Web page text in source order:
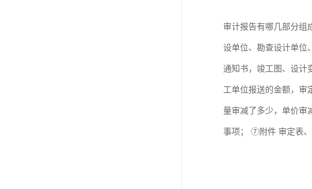
审计报告有哪几部分组
设单位、勘查设计单位
通知书，竣工图、设计
工单位报送的金额，审
量审减了多少，单价审
事项； ⑦附件 审定表